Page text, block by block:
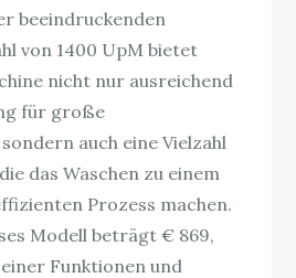
beeindruckenden
von 1400 UpM bietet
nicht nur ausreichend
für große
auch eine Vielzahl
das Waschen zu einem
Prozess machen.
Modell beträgt € 869,
Funktionen und